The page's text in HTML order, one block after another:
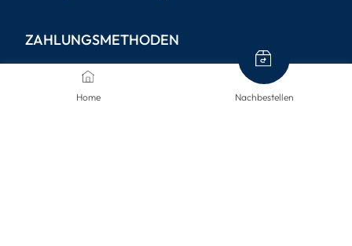
Home Nachbestellen
ZAHLUNGSMETHODEN